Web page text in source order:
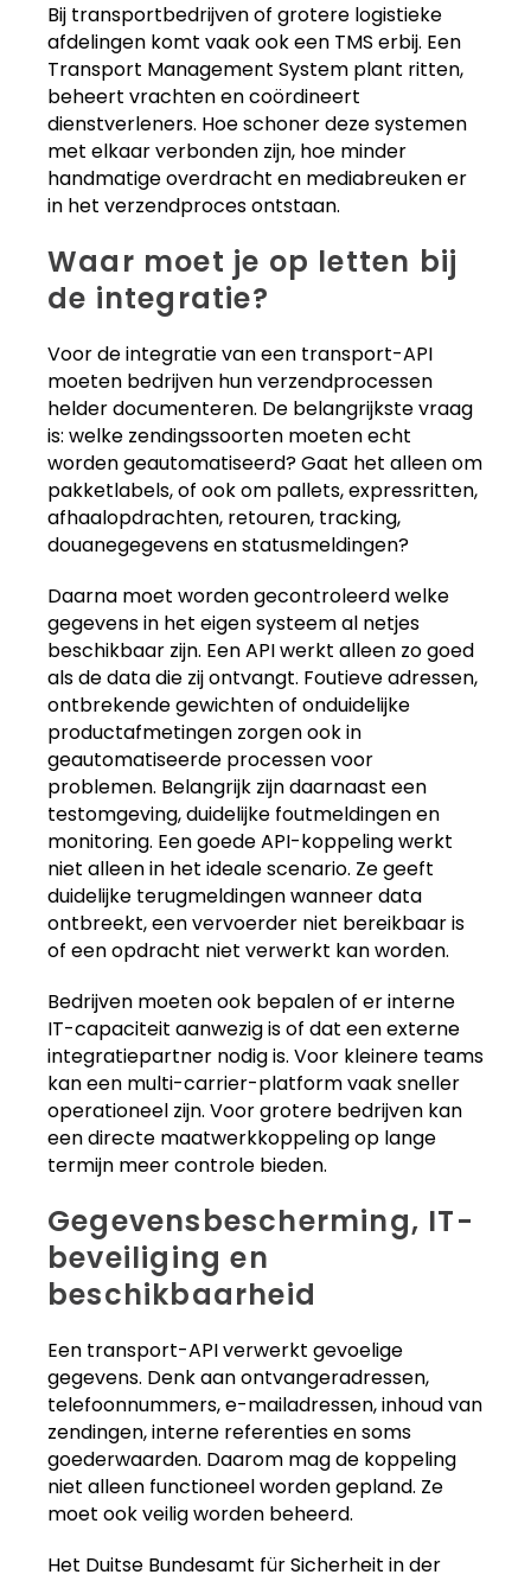
Bij transportbedrijven of grotere logistieke
afdelingen komt vaak ook een TMS erbij. Een
Transport Management System plant ritten,
beheert vrachten en coördineert
dienstverleners. Hoe schoner deze systemen
met elkaar verbonden zijn, hoe minder
handmatige overdracht en mediabreuken er
in het verzendproces ontstaan.
Waar moet je op letten bij
de integratie?
Voor de integratie van een transport-API
moeten bedrijven hun verzendprocessen
helder documenteren. De belangrijkste vraag
is: welke zendingssoorten moeten echt
worden geautomatiseerd? Gaat het alleen om
pakketlabels, of ook om pallets, expressritten,
afhaalopdrachten, retouren, tracking,
douanegegevens en statusmeldingen?
Daarna moet worden gecontroleerd welke
gegevens in het eigen systeem al netjes
beschikbaar zijn. Een API werkt alleen zo goed
als de data die zij ontvangt. Foutieve adressen,
ontbrekende gewichten of onduidelijke
productafmetingen zorgen ook in
geautomatiseerde processen voor
problemen. Belangrijk zijn daarnaast een
testomgeving, duidelijke foutmeldingen en
monitoring. Een goede API-koppeling werkt
niet alleen in het ideale scenario. Ze geeft
duidelijke terugmeldingen wanneer data
ontbreekt, een vervoerder niet bereikbaar is
of een opdracht niet verwerkt kan worden.
Bedrijven moeten ook bepalen of er interne
IT-capaciteit aanwezig is of dat een externe
integratiepartner nodig is. Voor kleinere teams
kan een multi-carrier-platform vaak sneller
operationeel zijn. Voor grotere bedrijven kan
een directe maatwerkkoppeling op lange
termijn meer controle bieden.
Gegevensbescherming, IT-
beveiliging en
beschikbaarheid
Een transport-API verwerkt gevoelige
gegevens. Denk aan ontvangeradressen,
telefoonnummers, e-mailadressen, inhoud van
zendingen, interne referenties en soms
goederwaarden. Daarom mag de koppeling
niet alleen functioneel worden gepland. Ze
moet ook veilig worden beheerd.
Het Duitse Bundesamt für Sicherheit in der